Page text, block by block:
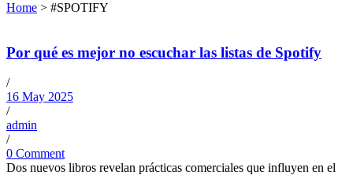
Home > #SPOTIFY
Por qué es mejor no escuchar las listas de Spotify
/
16 May 2025
/
admin
/
0 Comment
Dos nuevos libros revelan prácticas comerciales que influyen en el